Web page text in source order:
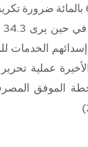
تطلعات المستهلكين لتحسين الخدمات
إسدائهم
عملية
خطة الموفق